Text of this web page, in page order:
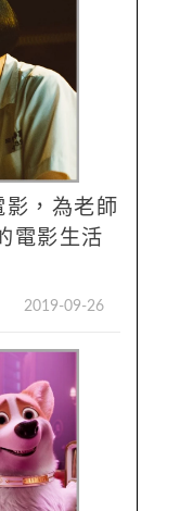
，為老師
電影生活
2019-09-26